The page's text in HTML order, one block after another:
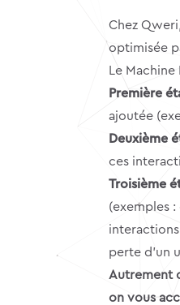
Chez
optimisée
Le
Première
ajoutée
Deuxième
ces
Troisième
(exemples
perte d’un
Autrement
on vous